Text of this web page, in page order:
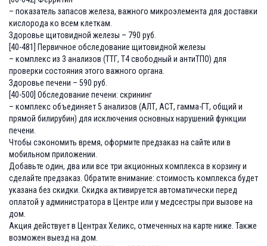
– показатель запасов железа, важного микроэлемента для доставки
кислорода ко всем клеткам.
Здоровье щитовидной железы – 790 руб.
[40-481] Первичное обследование щитовидной железы
– комплекс из 3 анализов (ТТГ, Т4 свободный и антиТПО) для
проверки состояния этого важного органа.
Здоровье печени – 590 руб.
[40-500] Обследование печени: скрининг
– комплекс объединяет 5 анализов (АЛТ, АСТ, гамма-ГТ, общий и
прямой билирубин) для исключения основных нарушений функции
печени.
Чтобы сэкономить время, оформите предзаказ на сайте или в
мобильном приложении.
Добавьте один, два или все три акционных комплекса в корзину и
сделайте предзаказ. Обратите внимание: стоимость комплекса будет
указана без скидки. Скидка активируется автоматически перед
оплатой у администратора в Центре или у медсестры при вызове на
дом.
Акция действует в Центрах Хеликс, отмеченных на карте ниже. Также
возможен выезд на дом.